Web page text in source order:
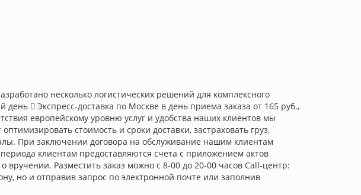
несколько логистических решений для комплексного
 Экспресс-доставка по Москве в день приема заказа от 165 руб.,
европейскому уровню услуг и удобства наших клиентов мы
стоимость и сроки доставки, застраховать груз,
При заключении договора на обслуживание нашим клиентам
клиентам предоставляются счета с приложением актов
Разместить заказ можно с 8-00 до 20-00 часов Call-центр:
но и отправив запрос по электронной почте или заполнив